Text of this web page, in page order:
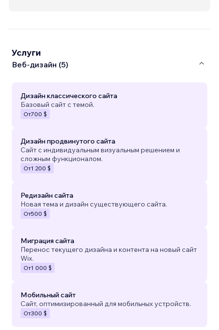
Услуги
Веб-дизайн (5)
Дизайн классического сайта
Базовый сайт с темой.
От700 $
Дизайн продвинутого сайта
Сайт с индивидуальным визуальным решением и
сложным функционалом.
От1 200 $
Редизайн сайта
Новая тема и дизайн существующего сайта.
От500 $
Миграция сайта
Перенос текущего дизайна и контента на новый сайт
Wix.
От1 000 $
Мобильный сайт
Сайт, оптимизированный для мобильных устройств.
От300 $